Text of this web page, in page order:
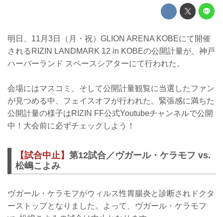
明日、11月3日（月・祝）GLION ARENA KOBEにて開催
されるRIZIN LANDMARK 12 in KOBEの公開計量が、神戸
ハーバーランド スペースシアターにて行われた。
会場にはマスコミ、そして公開計量観覧に当選したファン
が見つめる中、フェイスオフが行われた。緊張感に満ちた
公開計量の様子はRIZIN FF公式Youtubeチャンネルで公開
中！大会前に必ずチェックしよう！
【試合中止】 第12試合／ヴガール・ケラモフ vs.
松嶋こよみ
ヴガール・ケラモフがウィルス性胃腸炎と診断されドクタ
ーストップとなりました。よって、ヴガール・ケラモフ